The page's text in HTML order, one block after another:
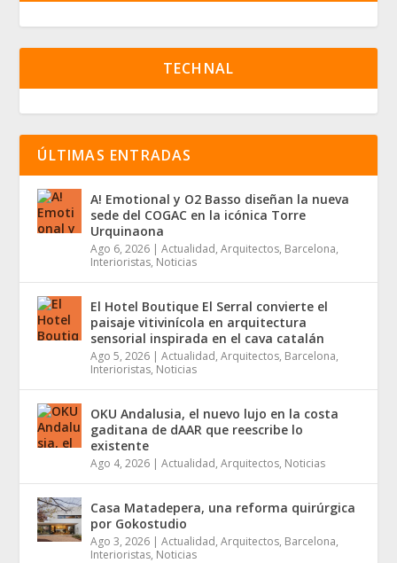
TECHNAL
ÚLTIMAS ENTRADAS
A! Emotional y O2 Basso diseñan la nueva
sede del COGAC en la icónica Torre
Urquinaona
Ago 6, 2026 |Actualidad,Arquitectos, Barcelona,
Interioristas, Noticias
El Hotel Boutique El Serral convierte el
paisaje vitivinícola en arquitectura
sensorial inspirada en el cava catalán
Ago 5, 2026 |Actualidad,Arquitectos, Barcelona,
Interioristas, Noticias
OKU Andalusia, el nuevo lujo en la costa
gaditana de dAAR que reescribe lo
existente
Ago 4, 2026 |Actualidad,Arquitectos, Noticias
Casa Matadepera, una reforma quirúrgica
por Gokostudio
Ago 3, 2026 |Actualidad,Arquitectos, Barcelona,
Interioristas, Noticias